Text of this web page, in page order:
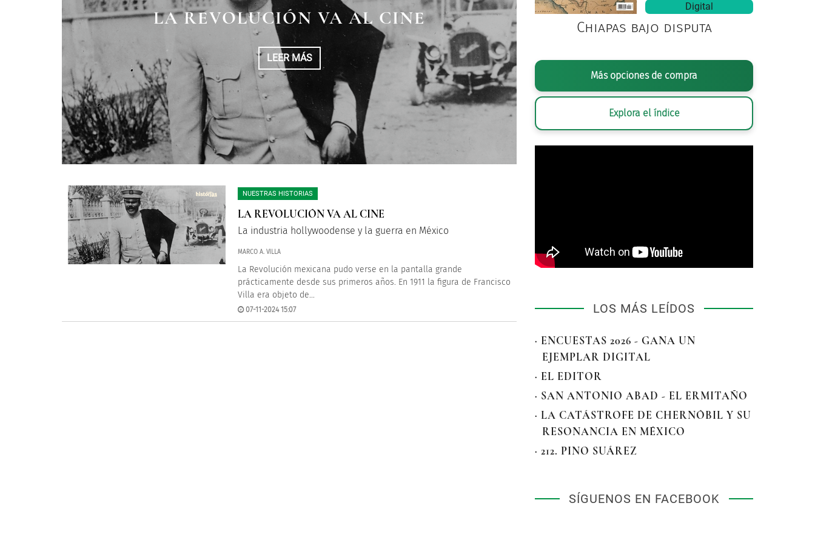
LA REVOLUCIÓN VA AL CINE
LEER MÁS
NUESTRAS HISTORIAS
LA REVOLUCIÓN VA AL CINE
La industria hollywoodense y la guerra en México
MARCO A. VILLA
La Revolución mexicana pudo verse en la pantalla grande
prácticamente desde sus primeros años. En 1911 la figura de Francisco
Villa era objeto de...
07-11-2024 15:07
Digital
Chiapas bajo disputa
Más opciones de compra
Explora el índice
LOS MÁS LEÍDOS
· ENCUESTAS 2026 - GANA UN
EJEMPLAR DIGITAL
· EL EDITOR
· SAN ANTONIO ABAD - EL ERMITAÑO
· LA CATÁSTROFE DE CHERNÓBIL Y SU
RESONANCIA EN MÉXICO
· 212. PINO SUÁREZ
SÍGUENOS EN FACEBOOK